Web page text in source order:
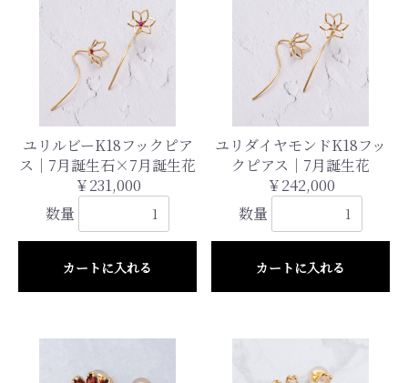
ユリルビーK18フックピア
ス｜7月誕生石×7月誕生花
￥231,000
数量
カートに入れる
ユリダイヤモンドK18フッ
クピアス｜7月誕生花
￥242,000
数量
カートに入れる
お買い物を続ける カートへ進む